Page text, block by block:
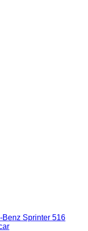
Benz Sprinter 516